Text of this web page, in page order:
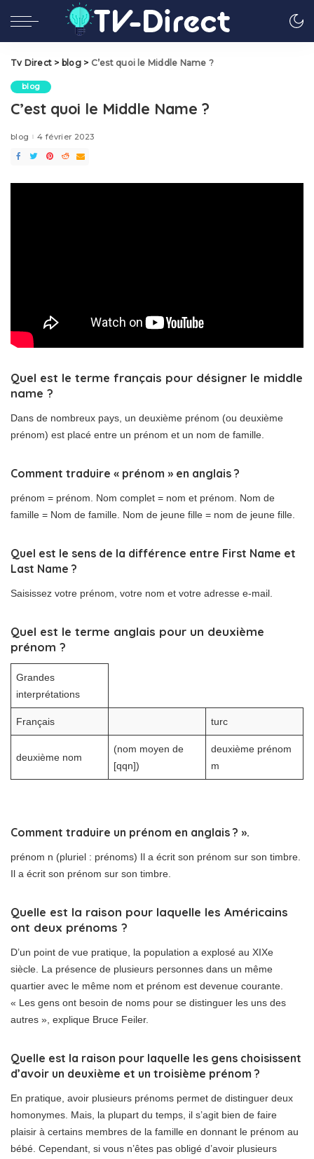
Tv Direct > blog> C’est quoi le Middle Name ?
blog
C’est quoi le Middle Name ?
blog 4 février 2023
Quel est le terme français pour désigner le middle
name ?
Dans de nombreux pays, un deuxième prénom (ou deuxième
prénom) est placé entre un prénom et un nom de famille.
Comment traduire « prénom » en anglais ?
prénom = prénom. Nom complet = nom et prénom. Nom de
famille = Nom de famille. Nom de jeune fille = nom de jeune fille.
Quel est le sens de la différence entre First Name et
Last Name ?
Saisissez votre prénom, votre nom et votre adresse e-mail.
Quel est le terme anglais pour un deuxième
prénom ?
Grandes
interprétations
Français turc
deuxième nom
(nom moyen de
[qqn])
deuxième prénom
m
Comment traduire un prénom en anglais ? ».
prénom n (pluriel : prénoms) Il a écrit son prénom sur son timbre.
Il a écrit son prénom sur son timbre.
Quelle est la raison pour laquelle les Américains
ont deux prénoms ?
D’un point de vue pratique, la population a explosé au XIXe
siècle. La présence de plusieurs personnes dans un même
quartier avec le même nom et prénom est devenue courante.
« Les gens ont besoin de noms pour se distinguer les uns des
autres », explique Bruce Feiler.
Quelle est la raison pour laquelle les gens choisissent
d’avoir un deuxième et un troisième prénom ?
En pratique, avoir plusieurs prénoms permet de distinguer deux
homonymes. Mais, la plupart du temps, il s’agit bien de faire
plaisir à certains membres de la famille en donnant le prénom au
bébé. Cependant, si vous n’êtes pas obligé d’avoir plusieurs